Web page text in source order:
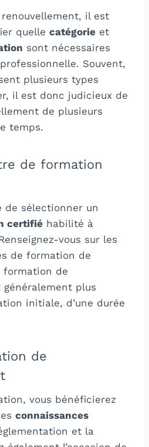
renouvellement, il est
quelle catégorie et
sont nécessaires
Souvent,
plusieurs types
il est donc judicieux de
de plusieurs
temps.
de formation
de sélectionner un
certifié habilité à
vous sur les
de formation de
formation de
plus
initiale, d’une durée
de
vous bénéficierez
connaissances
et la